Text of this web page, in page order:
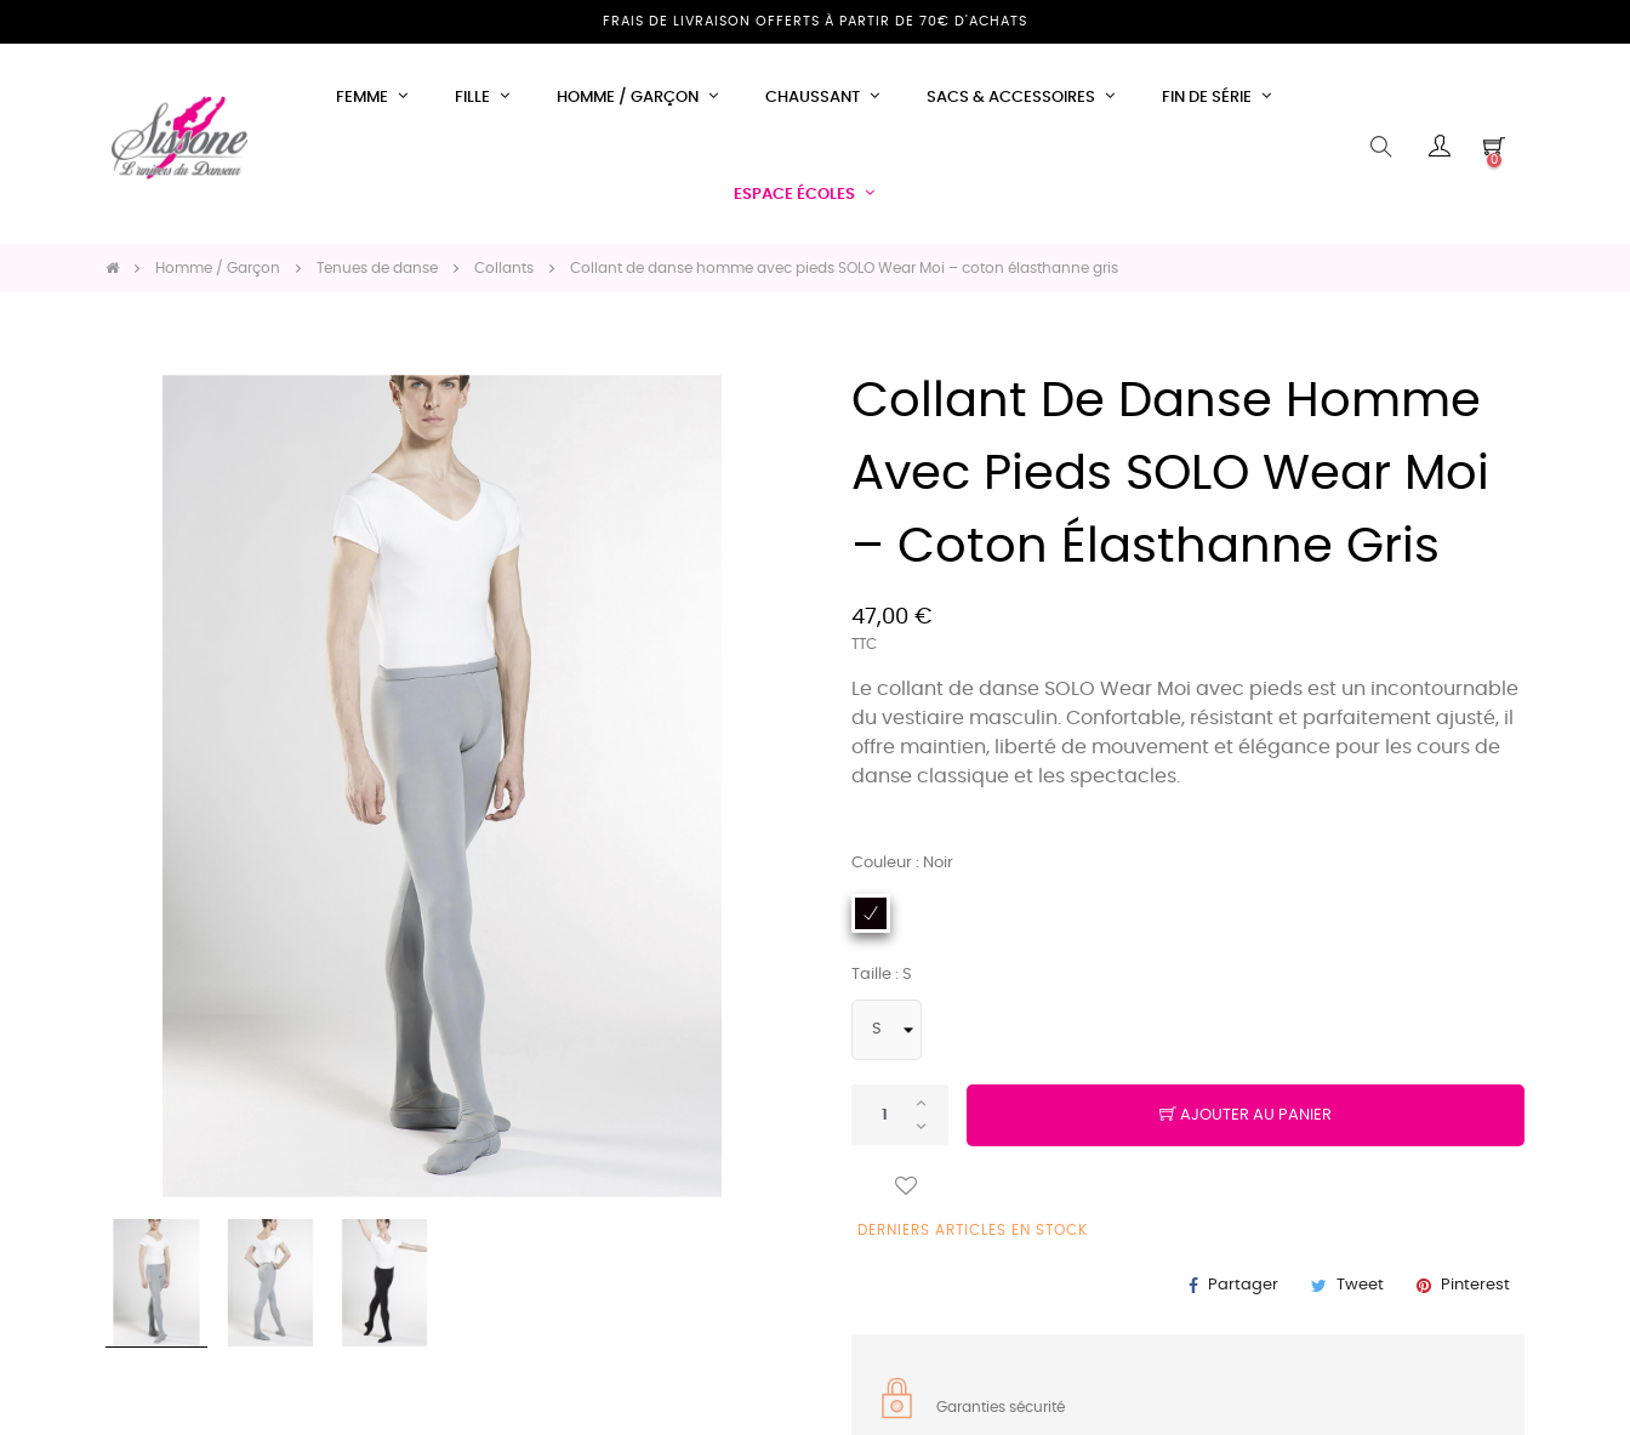
FRAIS DE LIVRAISON OFFERTS À PARTIR DE 70€ D'ACHATS
FEMME FILLE HOMME / GARÇON CHAUSSANT SACS & ACCESSOIRES FIN DE SÉRIE
ESPACE ÉCOLES
0
Homme / Garçon Tenues de danse Collants Collant de danse homme avec pieds SOLO Wear Moi – coton élasthanne gris
Collant De Danse Homme
Avec Pieds SOLO Wear Moi
– Coton Élasthanne Gris
47,00 €
TTC
Le collant de danse SOLO Wear Moi avec pieds est un incontournable
du vestiaire masculin. Confortable, résistant et parfaitement ajusté, il
offre maintien, liberté de mouvement et élégance pour les cours de
danse classique et les spectacles.
Couleur : Noir
Taille : S
AJOUTER AU PANIER
DERNIERS ARTICLES EN STOCK
Partager Tweet Pinterest
Garanties sécurité